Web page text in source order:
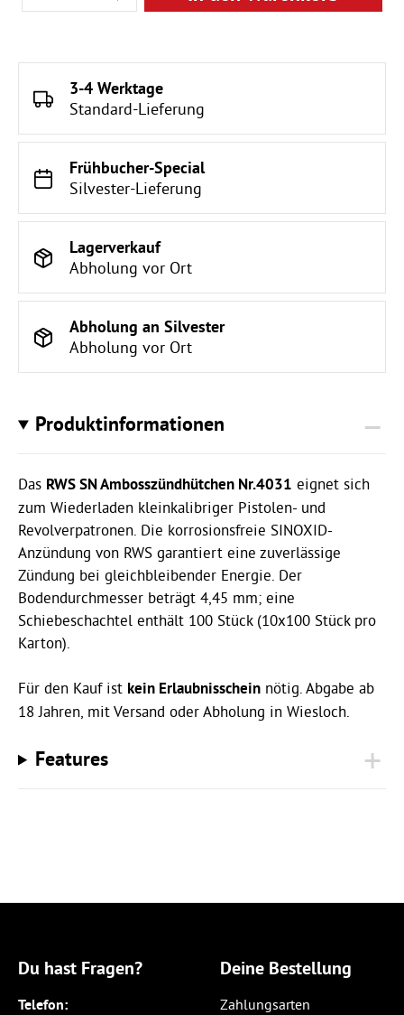
3-4 Werktage
Standard-Lieferung
Frühbucher-Special
Silvester-Lieferung
Lagerverkauf
Abholung vor Ort
Abholung an Silvester
Abholung vor Ort
Produktinformationen
Das RWS SN Ambosszündhütchen Nr.4031 eignet sich
zum Wiederladen kleinkalibriger Pistolen- und
Revolverpatronen. Die korrosionsfreie SINOXID-
Anzündung von RWS garantiert eine zuverlässige
Zündung bei gleichbleibender Energie. Der
Bodendurchmesser beträgt 4,45 mm; eine
Schiebeschachtel enthält 100 Stück (10x100 Stück pro
Karton).
Für den Kauf ist kein Erlaubnisschein nötig. Abgabe ab
18 Jahren, mit Versand oder Abholung in Wiesloch.
Features
Du hast Fragen?
Telefon:
Deine Bestellung
Zahlungsarten